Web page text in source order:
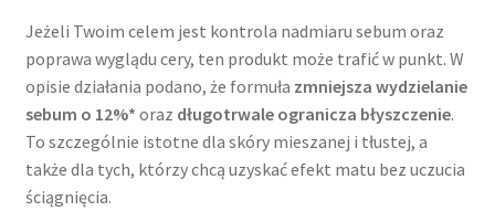
Jeżeli Twoim celem jest kontrola nadmiaru sebum oraz
poprawa wyglądu cery, ten produkt może trafić w punkt. W
opisie działania podano, że formuła zmniejsza wydzielanie
sebum o 12%* oraz długotrwale ogranicza błyszczenie.
To szczególnie istotne dla skóry mieszanej i tłustej, a
także dla tych, którzy chcą uzyskać efekt matu bez uczucia
ściągnięcia.